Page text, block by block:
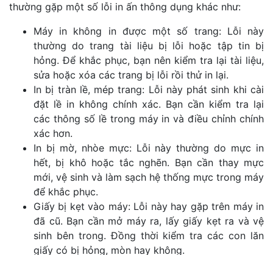
thường gặp một số lỗi in ấn thông dụng khác như:
Máy in không in được một số trang: Lỗi này
thường do trang tài liệu bị lỗi hoặc tập tin bị
hỏng. Để khắc phục, bạn nên kiểm tra lại tài liệu,
sửa hoặc xóa các trang bị lỗi rồi thử in lại.
In bị tràn lề, mép trang: Lỗi này phát sinh khi cài
đặt lề in không chính xác. Bạn cần kiểm tra lại
các thông số lề trong máy in và điều chỉnh chính
xác hơn.
In bị mờ, nhòe mực: Lỗi này thường do mực in
hết, bị khô hoặc tắc nghẽn. Bạn cần thay mực
mới, vệ sinh và làm sạch hệ thống mực trong máy
để khắc phục.
Giấy bị kẹt vào máy: Lỗi này hay gặp trên máy in
đã cũ. Bạn cần mở máy ra, lấy giấy kẹt ra và vệ
sinh bên trong. Đồng thời kiểm tra các con lăn
giấy có bị hỏng, mòn hay không.